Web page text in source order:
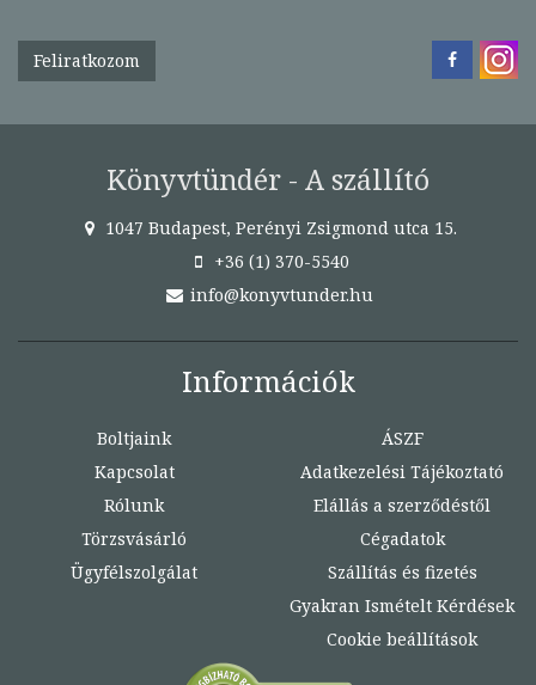
Feliratkozom
Könyvtündér - A szállító
1047 Budapest, Perényi Zsigmond utca 15.
+36 (1) 370-5540
info@konyvtunder.hu
Információk
Boltjaink
Kapcsolat
Rólunk
Törzsvásárló
Ügyfélszolgálat
ÁSZF
Adatkezelési Tájékoztató
Elállás a szerződéstől
Cégadatok
Szállítás és fizetés
Gyakran Ismételt Kérdések
Cookie beállítások